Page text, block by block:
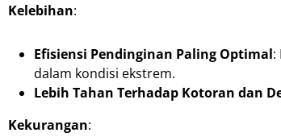
Kelebihan:
Efisiensi Pendinginan Paling Optimal:
dalam kondisi ekstrem.
Lebih Tahan Terhadap Kotoran dan
Kekurangan: